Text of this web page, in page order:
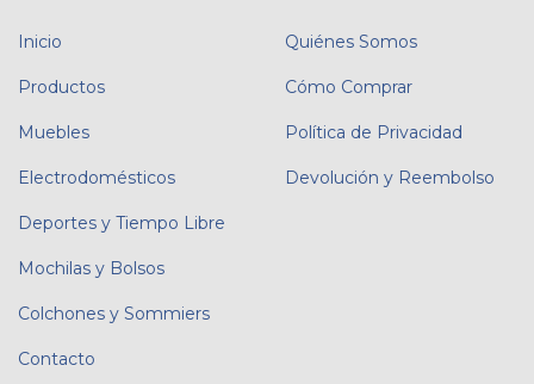
Inicio
Productos
Muebles
Electrodomésticos
Deportes y Tiempo Libre
Mochilas y Bolsos
Colchones y Sommiers
Contacto
Quiénes Somos
Cómo Comprar
Política de Privacidad
Devolución y Reembolso